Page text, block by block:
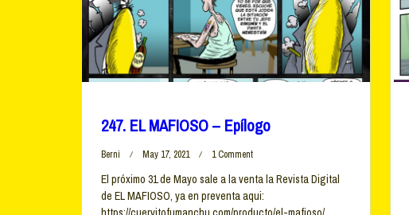
247. EL MAFIOSO – Epílogo
Berni May 17, 2021 1 CommentOn
EL
MAFIOSO
–
El próximo 31 de Mayo sale a la venta la Revista Digital
de EL MAFIOSO, ya en preventa aqui: